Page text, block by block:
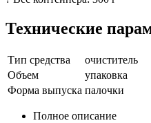
Технические
Тип средства
очиститель
Объем
упаковка
Форма выпуска палочки
Полное описание